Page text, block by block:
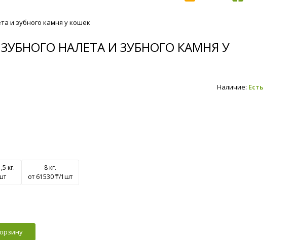
и зубного камня у кошек
ЗУБНОГО НАЛЕТА И ЗУБНОГО КАМНЯ У
Наличие: Есть
кг.
8 кг.
от 61530₸/1шт